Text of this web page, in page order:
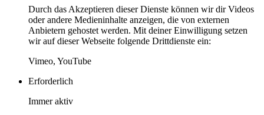
Durch das Akzeptieren dieser Dienste können wir dir Videos
oder andere Medieninhalte anzeigen, die von externen
Anbietern gehostet werden. Mit deiner Einwilligung setzen
wir auf dieser Webseite folgende Drittdienste ein:
Vimeo, YouTube
Erforderlich
Immer aktiv